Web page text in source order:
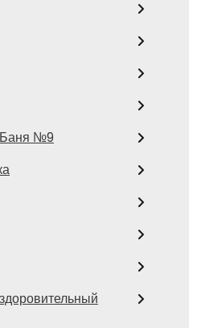
Баня №9